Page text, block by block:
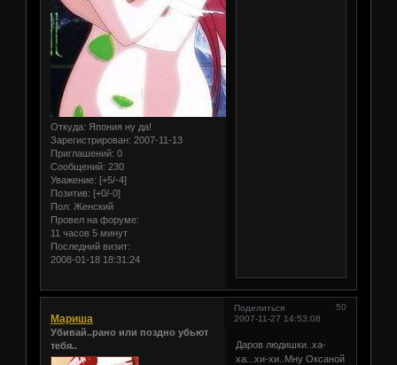
Откуда: Япония ну да!
Зарегистрирован: 2007-11-13
Приглашений: 0
Сообщений: 230
Уважение: [+5/-4]
Позитив: [+0/-0]
Пол: Женский
Провел на форуме:
11 часов 5 минут
Последний визит:
2008-01-18 18:31:24
Поделиться
50
2007-11-27 14:53:08
Мариша
Убивай..рано или поздно убьют
тебя..
Даров людишки..ха-
ха...хи-хи..Мну Оксаной